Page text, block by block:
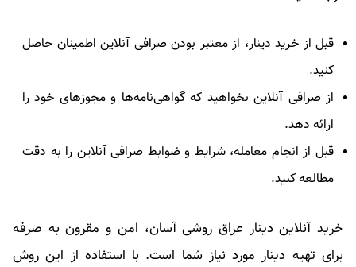
قبل از خرید دینار، از معتبر بودن صرافی آنلاین اطمینان حاصل
کنید.
از صرافی آنلاین بخواهید که گواهی‌نامه‌ها و مجوزهای خود را
ارائه دهد.
قبل از انجام معامله، شرایط و ضوابط صرافی آنلاین را به دقت
مطالعه کنید.
خرید آنلاین دینار عراق روشی آسان، امن و مقرون به صرفه
برای تهیه دینار مورد نیاز شما است. با استفاده از این روش